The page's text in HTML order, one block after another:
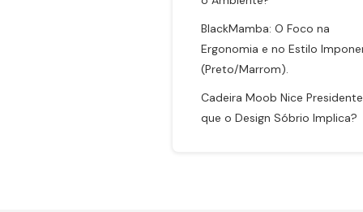
BlackMamba: O Foco na
Ergonomia e no Estilo
(Preto/Marrom).
Cadeira Moob Nice
que o Design Sóbrio Implica?